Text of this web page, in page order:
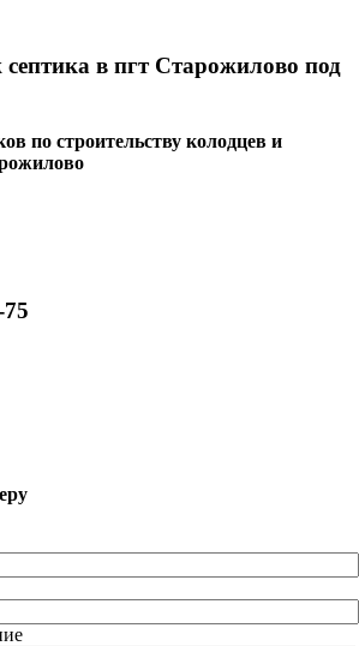
в пгт Старожилово под
по строительству колодцев и